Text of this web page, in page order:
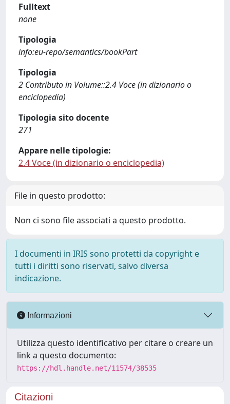
Fulltext
none
Tipologia
info:eu-repo/semantics/bookPart
Tipologia
2 Contributo in Volume::2.4 Voce (in dizionario o
enciclopedia)
Tipologia sito docente
271
Appare nelle tipologie:
2.4 Voce (in dizionario o enciclopedia)
File in questo prodotto:
Non ci sono file associati a questo prodotto.
I documenti in IRIS sono protetti da copyright e
tutti i diritti sono riservati, salvo diversa
indicazione.
Informazioni
Utilizza questo identificativo per citare o creare un
link a questo documento:
https://hdl.handle.net/11574/38535
Citazioni